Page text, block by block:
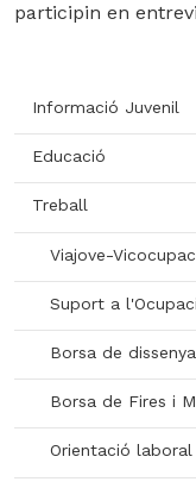
participin en
Informació Juvenil
Educació
Treball
Viajove-
Suport a
Borsa de
Borsa de Fires i
Orientació laboral